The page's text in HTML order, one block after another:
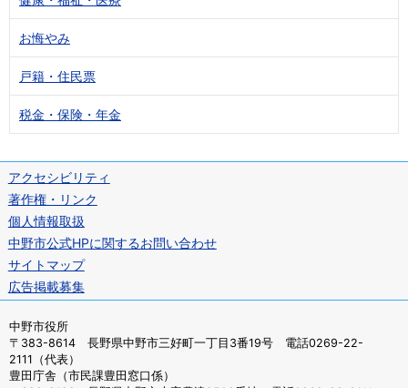
お悔やみ
戸籍・住民票
税金・保険・年金
アクセシビリティ
著作権・リンク
個人情報取扱
中野市公式HPに関するお問い合わせ
サイトマップ
広告掲載募集
中野市役所
〒383-8614 長野県中野市三好町一丁目3番19号 電話0269-22-
2111（代表）
豊田庁舎（市民課豊田窓口係）